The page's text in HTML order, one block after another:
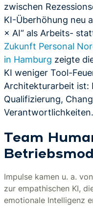
zwischen
KI-Überhöhung neu
× AI“ als Arbeits-
Zukunft Personal
in Hamburg zeigte
KI weniger Tool-
Architekturarbeit ist:
Qualifizierung,
Verantwortlichkeiten.
Team
Impulse kamen u. a.
zur empathischen KI,
emotionale Intelligenz